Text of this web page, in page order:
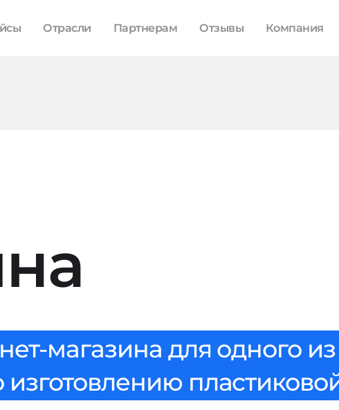
Отрасли Партнерам Отзывы Компания
магазина для одного